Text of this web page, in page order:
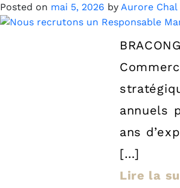
Posted on mai 5, 2026 by Aurore Chal
annuels
ans
[…]
Lire la